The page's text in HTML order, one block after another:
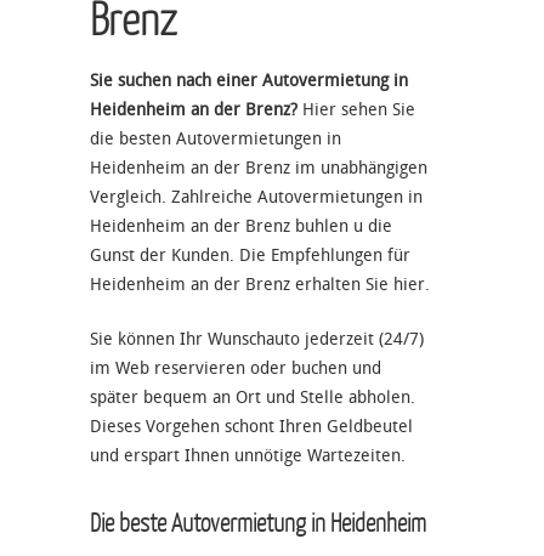
Brenz
Sie suchen nach einer Autovermietung in
Heidenheim an der Brenz? Hier sehen Sie
die besten Autovermietungen in
Heidenheim an der Brenz im unabhängigen
Vergleich. Zahlreiche Autovermietungen in
Heidenheim an der Brenz buhlen u die
Gunst der Kunden. Die Empfehlungen für
Heidenheim an der Brenz erhalten Sie hier.
Sie können Ihr Wunschauto jederzeit (24/7)
im Web reservieren oder buchen und
später bequem an Ort und Stelle abholen.
Dieses Vorgehen schont Ihren Geldbeutel
und erspart Ihnen unnötige Wartezeiten.
Die beste Autovermietung in Heidenheim